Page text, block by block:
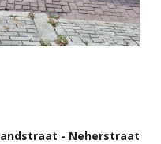
- Neherstraat